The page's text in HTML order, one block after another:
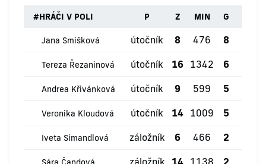
#HRÁČI V POLI P Z MIN G
Jana Smíšková útočník 8 476 8
Tereza Řezaninová útočník 16 1342 6
Andrea Křivánková útočník 9 599 5
Veronika Kloudová útočník 14 1009 5
Iveta Simandlová záložník 6 466 2
záložník 14 1138 2